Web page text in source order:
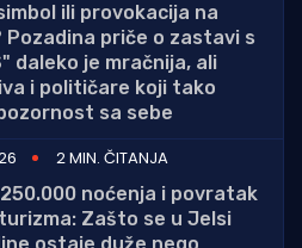
ili provokacija na
Pozadina priče o zastavi s
daleko je mračnija, ali
i političare koji tako
sa sebe
2 MIN. ČITANJA
noćenja i povratak
Zašto se u Jelsi